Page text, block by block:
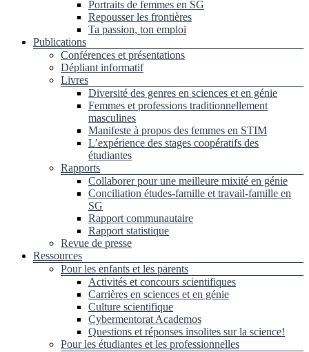
Portraits de femmes en SG
Repousser les frontières
Ta passion, ton emploi
Publications
Conférences et présentations
Dépliant informatif
Livres
Diversité des genres en sciences et en génie
Femmes et professions traditionnellement
masculines
Manifeste à propos des femmes en STIM
L’expérience des stages coopératifs des
étudiantes
Rapports
Collaborer pour une meilleure mixité en génie
Conciliation études-famille et travail-famille en
SG
Rapport communautaire
Rapport statistique
Revue de presse
Ressources
Pour les enfants et les parents
Activités et concours scientifiques
Carrières en sciences et en génie
Culture scientifique
Cybermentorat Academos
Questions et réponses insolites sur la science!
Pour les étudiantes et les professionnelles